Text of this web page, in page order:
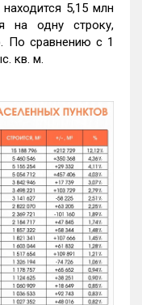
5,15 млн
на одну строку,
По сравнению с 1
кв. м.